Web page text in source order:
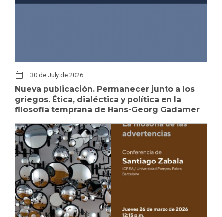
30 de July de 2026
Nueva publicación. Permanecer junto a los
griegos. Ética, dialéctica y política en la
filosofía temprana de Hans-Georg Gadamer